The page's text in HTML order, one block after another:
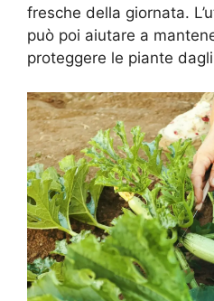
fresche della giornata.
può poi aiutare a
proteggere le piante